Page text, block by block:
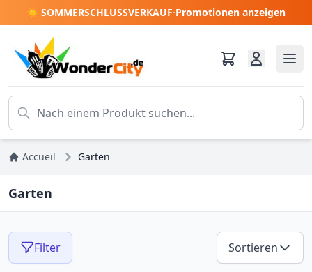
☀️ SOMMERSCHLUSSVERKAUF·Promotionen anzeigen
Accueil Garten
Garten
Filter Sortieren